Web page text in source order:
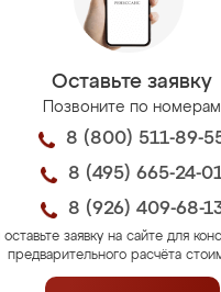
Оставьте заявку
Позвоните по номерам
8 (800) 511-89-
8 (495) 665-24-
8 (926) 409-68-
заявку на сайте для
предварительного расчёта